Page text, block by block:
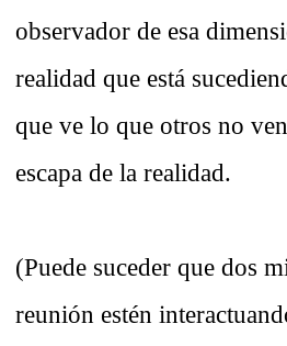
observador de esa
realidad que está
que ve lo que otros no
escapa de la realidad.
(Puede suceder que dos
reunión estén